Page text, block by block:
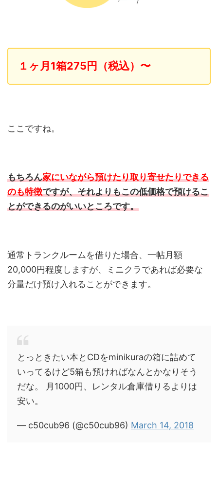
１ヶ月1箱275円（税込）〜
ここですね。
もちろん家にいながら預けたり取り寄せたりできる
のも特徴ですが、それよりもこの低価格で預けるこ
とができるのがいいところです。
通常トランクルームを借りた場合、一帖月額
20,000円程度しますが、ミニクラであれば必要な
分量だけ預け入れることができます。
とっときたい本とCDをminikuraの箱に詰めて
いってるけど5箱も預ければなんとかなりそう
だな。 月1000円、レンタル倉庫借りるよりは
安い。
— c50cub96 (@c50cub96) March 14, 2018